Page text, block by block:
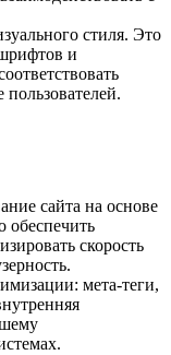
стиля. Это
и
сайта на основе
скорость
мета-теги,